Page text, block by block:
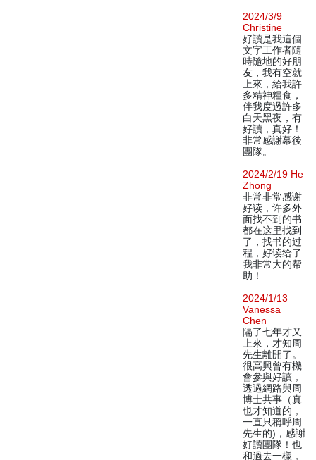
2024/3/9
Christine
好讀是我這個
文字工作者隨
時隨地的好朋
友，我有空就
上來，給我許
多精神糧食，
伴我度過許多
白天黑夜，有
好讀，真好！
非常感謝幕後
團隊。
2024/2/19 He
Zhong
非常非常感谢
好读，许多外
面找不到的书
都在这里找到
了，找书的过
程，好读给了
我非常大的帮
助！
2024/1/13
Vanessa
Chen
隔了七年才又
上來，才知周
先生離開了。
很高興曾有機
會參與好讀，
透過網路與周
博士共事（真
也才知道的，
一直只稱呼周
先生的)，感謝
好讀團隊！也
和過去一樣，